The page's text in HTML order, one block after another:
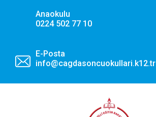
Anaokulu
0224 502 77 10
E-Posta
info@cagdasoncuokullari.k12.tr